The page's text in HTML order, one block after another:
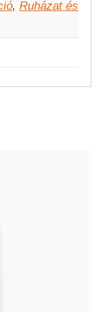
, Ruházat és